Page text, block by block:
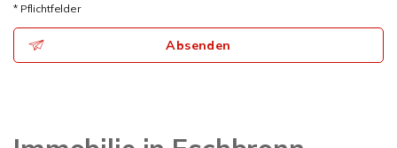
* Pflichtfelder
Absenden